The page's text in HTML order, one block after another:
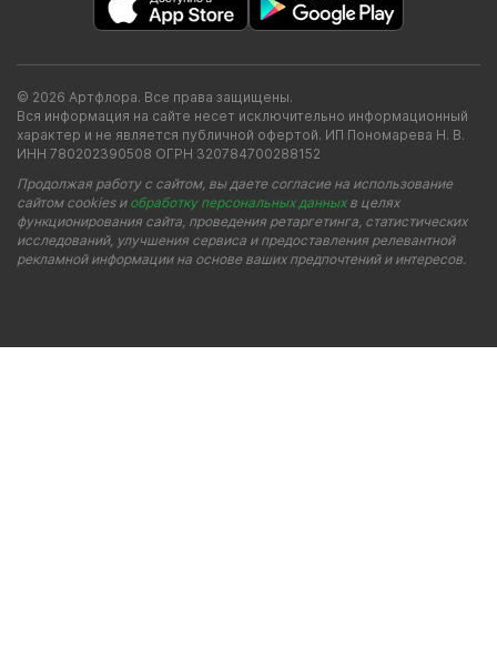
© 2026 Артфлора. Все права защищены.
Вся информация на сайте несет исключительно информационный
характер и не является публичной офертой. ИП Пономарева Н. В.
ИНН 780202390508 ОГРН 320784700288152
Продолжая работу с сайтом, вы даете согласие на использование
сайтом cookies и обработку персональных данныхв целях
функционирования сайта, проведения ретаргетинга, статистических
исследований, улучшения сервиса и предоставления релевантной
рекламной информации на основе ваших предпочтений и интересов.